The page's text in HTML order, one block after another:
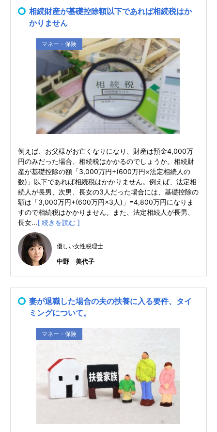
相続財産が基礎控除額以下であれば相続税はか
かりません
マネー・保険
例えば、お父様がお亡くなりになり、財産は預金4,000万
円のみだった場合、相続税はかかるのでしょうか。相続財
産が基礎控除の額「3,000万円+(600万円×法定相続人の
数)」以下であれば相続税はかかりません。例えば、法定相
続人が長男、次男、長女の3人だった場合には、基礎控除の
額は「3,000万円+(600万円×3人)」=4,800万円になりま
すので相続税はかかりません。また、法定相続人が長男、
長女...[ 続きを読む ]
優しい女性税理士
中野 美代子
妻が退職した場合の夫の扶養に入る要件、タイ
ミングについて。
マネー・保険